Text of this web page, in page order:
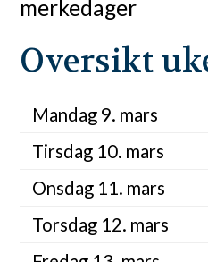
merkedager
Oversikt
Mandag 9. mars
Tirsdag 10. mars
Onsdag 11. mars
Torsdag 12. mars